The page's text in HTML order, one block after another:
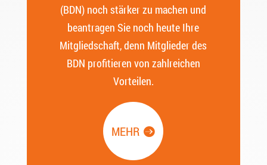
(BDN) noch stärker zu machen und
beantragen Sie noch heute Ihre
Mitgliedschaft, denn Mitglieder des
BDN profitieren von zahlreichen
Vorteilen.
MEHR